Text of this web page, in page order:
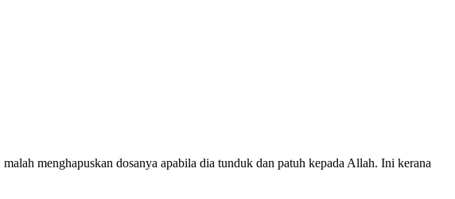
menghapuskan dosanya apabila dia tunduk dan patuh kepada Allah. Ini kerana